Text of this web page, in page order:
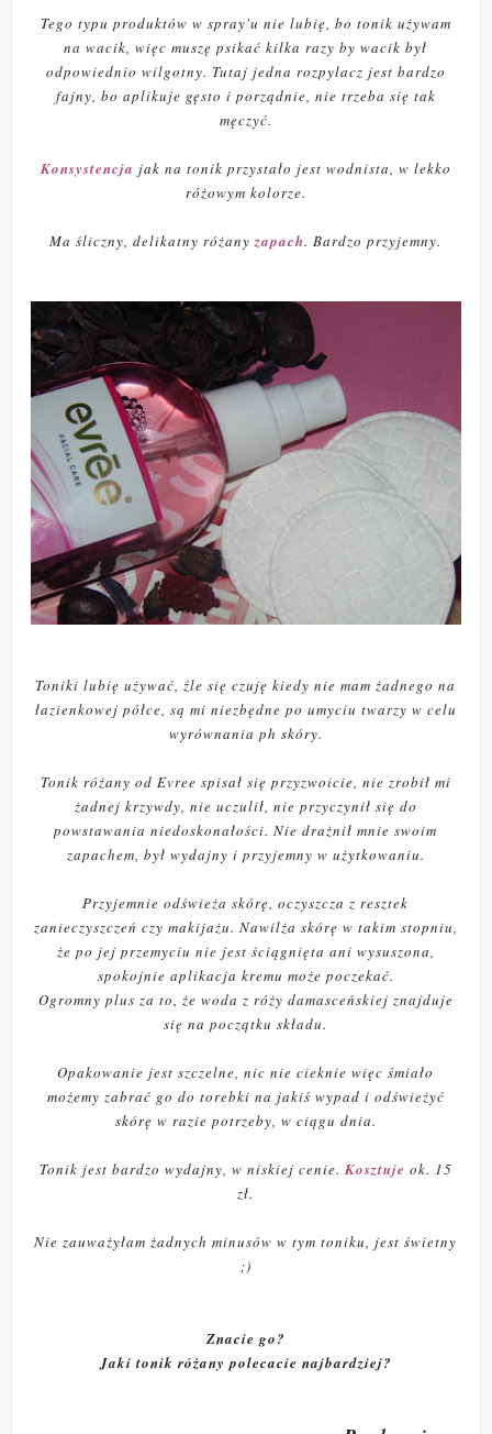
Tego typu produktów w spray'u nie lubię, bo tonik używam
na wacik, więc muszę psikać kilka razy by wacik był
odpowiednio wilgotny. Tutaj jedna rozpylacz jest bardzo
fajny, bo aplikuje gęsto i porządnie, nie trzeba się tak
męczyć.
Konsystencja jak na tonik przystało jest wodnista, w lekko
różowym kolorze.
Ma śliczny, delikatny różanyzapach. Bardzo przyjemny.
Toniki lubię używać, źle się czuję kiedy nie mam żadnego na
łazienkowej półce, są mi niezbędne po umyciu twarzy w celu
wyrównania ph skóry.
Tonik różany od Evree spisał się przyzwoicie, nie zrobił mi
żadnej krzywdy, nie uczulił, nie przyczynił się do
powstawania niedoskonałości. Nie drażnił mnie swoim
zapachem, był wydajny i przyjemny w użytkowaniu.
Przyjemnie odświeża skórę, oczyszcza z resztek
zanieczyszczeń czy makijażu. Nawilża skórę w takim stopniu,
że po jej przemyciu nie jest ściągnięta ani wysuszona,
spokojnie aplikacja kremu może poczekać.
Ogromny plus za to, że woda z róży damasceńskiej znajduje
się na początku składu.
Opakowanie jest szczelne, nic nie cieknie więc śmiało
możemy zabrać go do torebki na jakiś wypad i odświeżyć
skórę w razie potrzeby, w ciągu dnia.
Tonik jest bardzo wydajny, w niskiej cenie. Kosztuje ok. 15
zł.
Nie zauważyłam żadnych minusów w tym toniku, jest świetny
;)
Znacie go?
Jaki tonik różany polecacie najbardziej?